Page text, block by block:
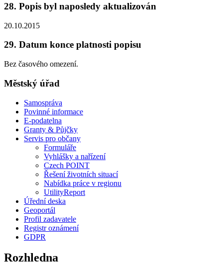
28. Popis byl naposledy aktualizován
20.10.2015
29. Datum konce platnosti popisu
Bez časového omezení.
Městský úřad
Samospráva
Povinné informace
E-podatelna
Granty & Půjčky
Servis pro občany
Formuláře
Vyhlášky a nařízení
Czech POINT
Řešení životních situací
Nabídka práce v regionu
UtilityReport
Úřední deska
Geoportál
Profil zadavatele
Registr oznámení
GDPR
Rozhledna